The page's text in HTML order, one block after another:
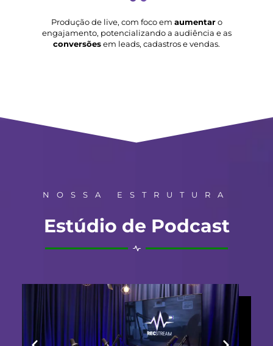
Produção de live, com foco em aumentaro
engajamento, potencializando a audiência e as
conversõesem leads, cadastros e vendas.
NOSSA ESTRUTURA
Estúdio de Podcast